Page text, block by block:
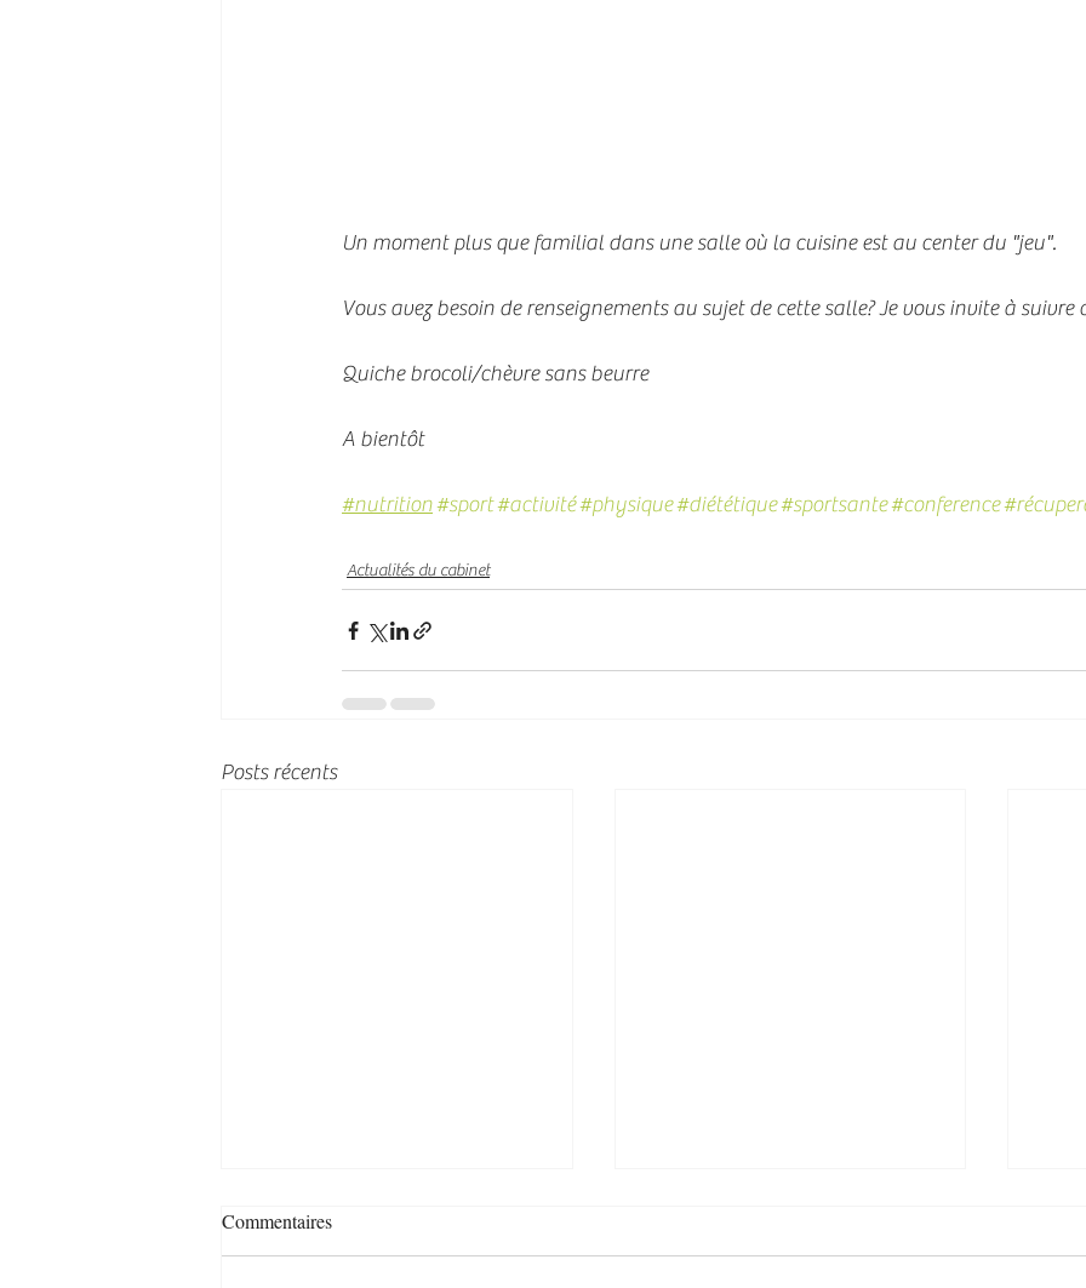
Un moment plus que familial dans une salle où la cuisine est au center du "jeu".
Vous avez besoin de renseignements au sujet de cette salle? Je vous invite à suivre
Quiche brocoli/chèvre sans beurre
A bientôt
#nutrition#sport#activité#physique#diététique#sportsante#conference
Actualités du cabinet
Posts récents
Commentaires